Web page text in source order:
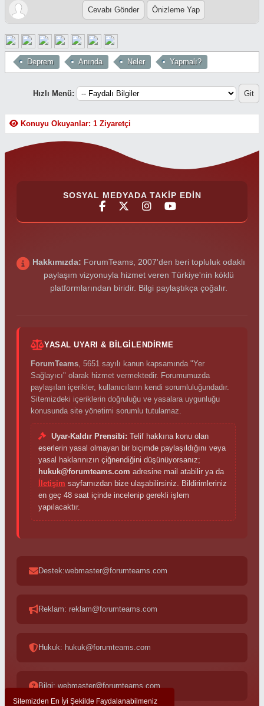
Sitemizden En İyi Şekilde Faydalanabilmeniz
Deprem Anında Neler Yapmalı?
Hızlı Menü:
Konuyu Okuyanlar: 1 Ziyaretçi
SOSYAL MEDYADA TAKIP EDIN
Hakkımızda: ForumTeams, 2007'den beri topluluk odaklı
paylaşım vizyonuyla hizmet veren Türkiye'nin köklü
platformlarından biridir. Bilgi paylaştıkça çoğalır.
YASAL UYARI & BILGILENDIRME
ForumTeams, 5651 sayılı kanun kapsamında "Yer
Sağlayıcı" olarak hizmet vermektedir. Forumumuzda
paylaşılan içerikler, kullanıcıların kendi sorumluluğundadır.
Sitemizdeki içeriklerin doğruluğu ve yasalara uygunluğu
konusunda site yönetimi sorumlu tutulamaz.
Uyar-Kaldır Prensibi: Telif hakkına konu olan
eserlerin yasal olmayan bir biçimde paylaşıldığını veya
yasal haklarınızın çiğnendiğini düşünüyorsanız;
hukuk@forumteams.com adresine mail atabilir ya da
İletişim sayfamızdan bize ulaşabilirsiniz. Bildirimleriniz
en geç 48 saat içinde incelenip gerekli işlem
yapılacaktır.
Destek:webmaster@forumteams.com
Reklam: reklam@forumteams.com
Hukuk: hukuk@forumteams.com
Bilgi: webmaster@forumteams.com